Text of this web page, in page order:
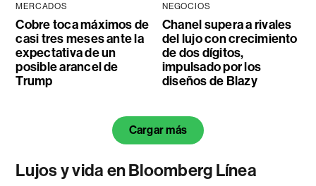
MERCADOS
Cobre toca máximos de
casi tres meses ante la
expectativa de un
posible arancel de
Trump
NEGOCIOS
Chanel supera a rivales
del lujo con crecimiento
de dos dígitos,
impulsado por los
diseños de Blazy
Cargar más
Lujos y vida en Bloomberg Línea